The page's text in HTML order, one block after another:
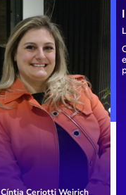
Cíntia Ceriotti Weirich